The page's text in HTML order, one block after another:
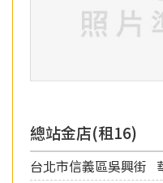
總站金店(租16)
台北市信義區吳興街